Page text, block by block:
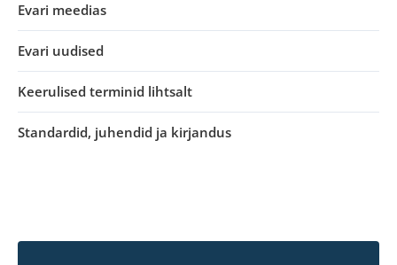
Evari meedias
Evari uudised
Keerulised terminid lihtsalt
Standardid, juhendid ja kirjandus